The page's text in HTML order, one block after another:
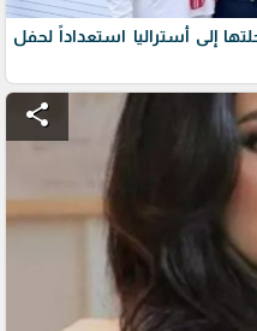
إلى أستراليا استعداداً لحفل
share